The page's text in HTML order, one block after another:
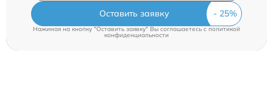
Оставить заявку
Нажимая на кнопку "Оставить заявку" Вы соглашаетесь cполитикой
конфиденциальности